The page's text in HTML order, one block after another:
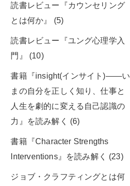
読書レビュー『カウンセリング
とは何か』 (5)
読書レビュー『ユング心理学入
門』 (10)
書籍『insight(インサイト)――い
まの自分を正しく知り、仕事と
人生を劇的に変える自己認識の
力』を読み解く (6)
書籍『Character Strengths
Interventions』を読み解く (23)
ジョブ・クラフティングとは何